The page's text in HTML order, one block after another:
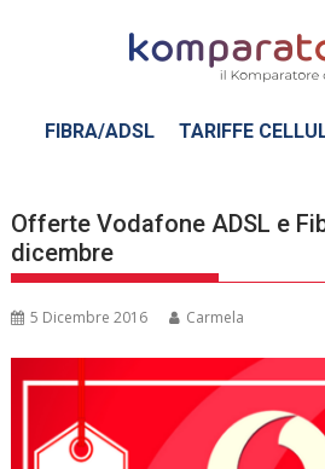
FIBRA/ADSL TARIFFE
Offerte Vodafone ADSL e
dicembre
5 Dicembre 2016 Carmela